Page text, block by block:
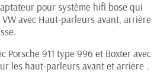
pour système hifi bose qui
avec Haut-parleurs avant, arrière
Porsche 911 type 996 et Boxter avec
les haut-parleurs avant et arrière .